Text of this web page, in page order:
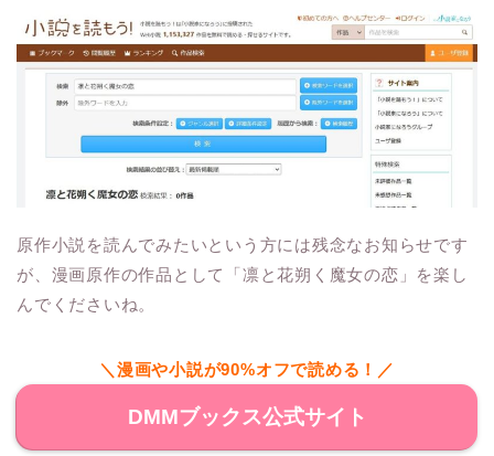
原作小説を読んでみたいという方には残念なお知らせです
が、漫画原作の作品として「凛と花朔く魔女の恋」を楽し
んでくださいね。
＼漫画や小説が90%オフで読める！／
DMMブックス公式サイト